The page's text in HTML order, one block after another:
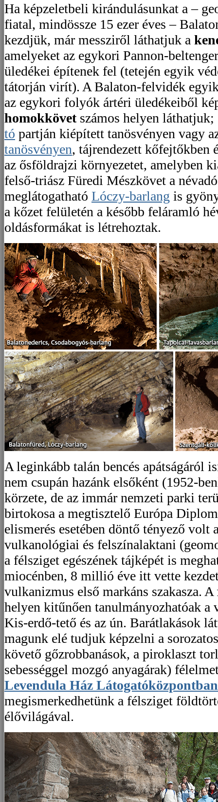
Ha képzeletbeli kirándulásunkat a –
fiatal, mindössze 15 ezer éves –
kezdjük, már messziről láthatjuk a
amelyeket az egykori Pannon-
üledékei építenek fel (tetején egyik
tátorján virít). A Balaton-felvidék
az egykori folyók ártéri üledékeiből
homokkövetszámos helyen
tó partján kiépített tanösvényen vagy
tanösvényen, tájrendezett kőfejtőkben
az ősföldrajzi környezetet, amelyben
felső-triász Füredi Mészkövet a
meglátogatható Lóczy-barlang is
a kőzet felületén a később feláramló
oldásformákat is létrehoztak.
A leginkább talán bencés apátságáról
nem csupán hazánk elsőként (1952-
körzete, de az immár nemzeti parki
birtokosa a megtisztelő Európa
elismerés esetében döntő tényező volt
vulkanológiai és felszínalaktani
a félsziget egészének tájképét is
miocénben, 8 millió éve itt vette
vulkanizmus első markáns szakasza.
helyen kitűnően tanulmányozhatóak
Kis-erdő-tető és az ún. Barátlakások
magunk elé tudjuk képzelni a
követő gőzrobbanások, a piroklaszt
sebességgel mozgó anyagárak)
Levendula Ház Látogatóközpontban
megismerkedhetünk a félsziget
élővilágával.